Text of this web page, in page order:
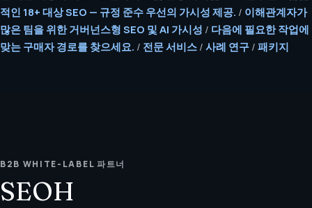
적인 18+ 대상 SEO — 규정 준수 우선의 가시성 제공. / 이해관계자가
많은 팀을 위한 거버넌스형 SEO 및 AI 가시성 / 다음에 필요한 작업에
맞는 구매자 경로를 찾으세요. / 전문 서비스 / 사례 연구 / 패키지
B2B WHITE-LABEL 파트너
SEOH